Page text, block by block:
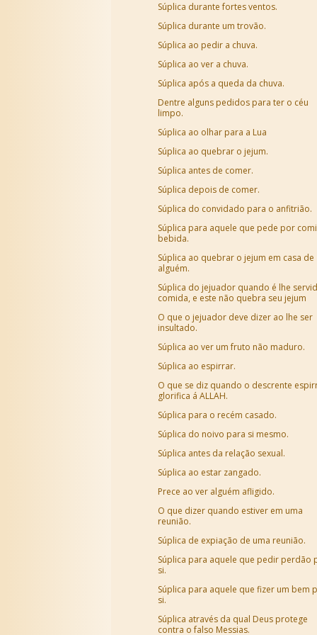
Súplica durante fortes ventos.
Súplica durante um trovão.
Súplica ao pedir a chuva.
Súplica ao ver a chuva.
Súplica após a queda da chuva.
Dentre alguns pedidos para ter o céu
limpo.
Súplica ao olhar para a Lua
Súplica ao quebrar o jejum.
Súplica antes de comer.
Súplica depois de comer.
Súplica do convidado para o anfitrião.
Súplica para aquele que pede por
bebida.
Súplica ao quebrar o jejum em casa de
alguém.
Súplica do jejuador quando é lhe
comida, e este não quebra seu jejum
O que o jejuador deve dizer ao lhe ser
insultado.
Súplica ao ver um fruto não maduro.
Súplica ao espirrar.
O que se diz quando o descrente
glorifica á ALLAH.
Súplica para o recém casado.
Súplica do noivo para si mesmo.
Súplica antes da relação sexual.
Súplica ao estar zangado.
Prece ao ver alguém afligido.
O que dizer quando estiver em uma
reunião.
Súplica de expiação de uma reunião.
Súplica para aquele que pedir perdão
si.
Súplica para aquele que fizer um bem
si.
Súplica através da qual Deus protege
contra o falso Messias.